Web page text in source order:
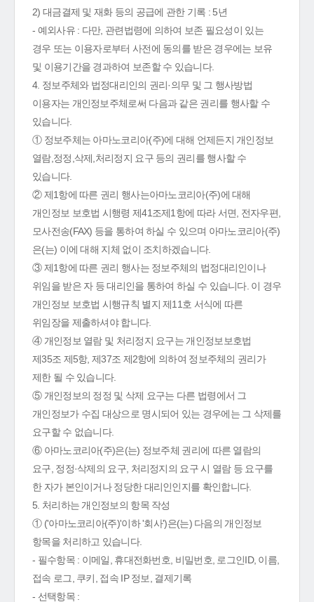
2) 대금결제 및 재화 등의 공급에 관한 기록 : 5년
- 예외사유 : 다만, 관련법령에 의하여 보존 필요성이 있는
경우 또는 이용자로부터 사전에 동의를 받은 경우에는 보유
및 이용기간을 경과하여 보존할 수 있습니다.
4. 정보주체와 법정대리인의 권리·의무 및 그 행사방법
이용자는 개인정보주체로써 다음과 같은 권리를 행사할 수
있습니다.
① 정보주체는 아마노코리아(주)에 대해 언제든지 개인정보
열람,정정,삭제,처리정지 요구 등의 권리를 행사할 수
있습니다.
② 제1항에 따른 권리 행사는아마노코리아(주)에 대해
개인정보 보호법 시행령 제41조제1항에 따라 서면, 전자우편,
모사전송(FAX) 등을 통하여 하실 수 있으며 아마노코리아(주)
은(는) 이에 대해 지체 없이 조치하겠습니다.
③ 제1항에 따른 권리 행사는 정보주체의 법정대리인이나
위임을 받은 자 등 대리인을 통하여 하실 수 있습니다. 이 경우
개인정보 보호법 시행규칙 별지 제11호 서식에 따른
위임장을 제출하셔야 합니다.
④ 개인정보 열람 및 처리정지 요구는 개인정보보호법
제35조 제5항, 제37조 제2항에 의하여 정보주체의 권리가
제한 될 수 있습니다.
⑤ 개인정보의 정정 및 삭제 요구는 다른 법령에서 그
개인정보가 수집 대상으로 명시되어 있는 경우에는 그 삭제를
요구할 수 없습니다.
⑥ 아마노코리아(주)은(는) 정보주체 권리에 따른 열람의
요구, 정정·삭제의 요구, 처리정지의 요구 시 열람 등 요구를
한 자가 본인이거나 정당한 대리인인지를 확인합니다.
5. 처리하는 개인정보의 항목 작성
① ('아마노코리아(주)'이하 '회사')은(는) 다음의 개인정보
항목을 처리하고 있습니다.
- 필수항목 : 이메일, 휴대전화번호, 비밀번호, 로그인ID, 이름,
접속 로그, 쿠키, 접속 IP 정보, 결제기록
- 선택항목 :